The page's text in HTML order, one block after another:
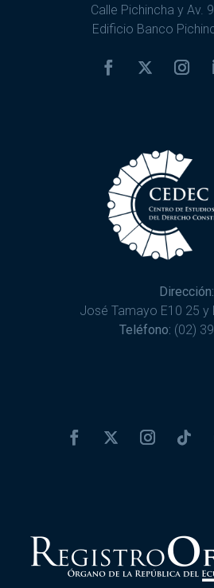
Calle Pichincha y Av.
Edificio Banco
Dirección:
José Tamayo E10 25 y
Teléfono: (02)